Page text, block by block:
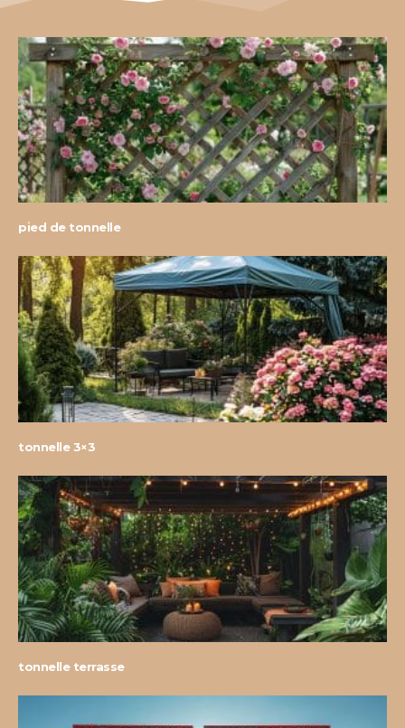
pied de tonnelle
tonnelle 3×3
tonnelle terrasse